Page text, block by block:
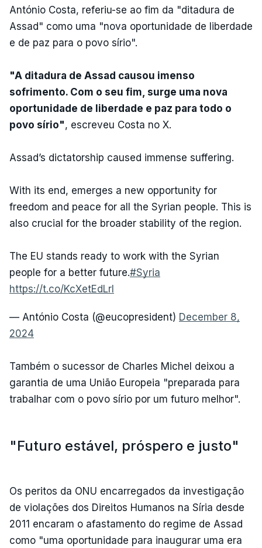
António Costa, referiu-se ao fim da "ditadura de
Assad" como uma "nova oportunidade de liberdade
e de paz para o povo sírio".
"A ditadura de Assad causou imenso
sofrimento. Com o seu fim, surge uma nova
oportunidade de liberdade e paz para todo o
povo sírio", escreveu Costa no X.
Assad’s dictatorship caused immense suffering.
With its end, emerges a new opportunity for
freedom and peace for all the Syrian people. This is
also crucial for the broader stability of the region.
The EU stands ready to work with the Syrian
people for a better future.#Syria
https://t.co/KcXetEdLrl
— António Costa (@eucopresident) December 8,
2024
Também o sucessor de Charles Michel deixou a
garantia de uma União Europeia "preparada para
trabalhar com o povo sírio por um futuro melhor".
"Futuro estável, próspero e justo"
Os peritos da ONU encarregados da investigação
de violações dos Direitos Humanos na Síria desde
2011 encaram o afastamento do regime de Assad
como "uma oportunidade para inaugurar uma era